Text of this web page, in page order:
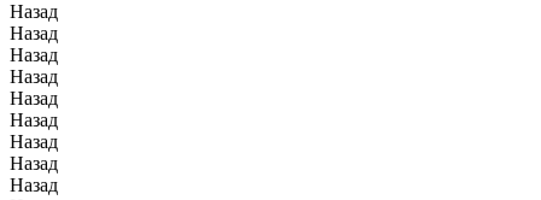
Назад
Назад
Назад
Назад
Назад
Назад
Назад
Назад
Назад